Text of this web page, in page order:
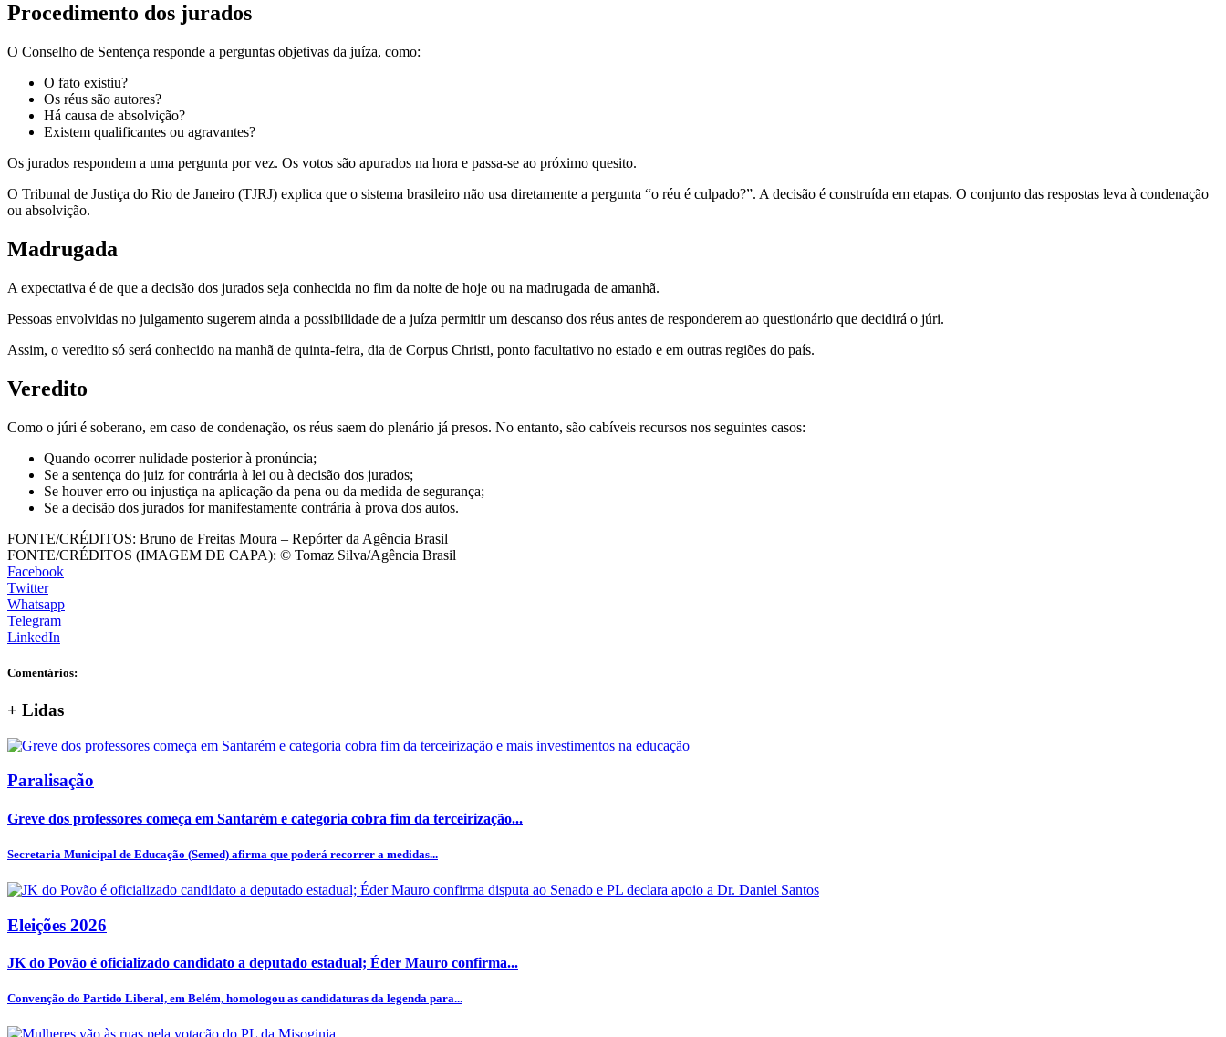
Procedimento dos jurados
O Conselho de Sentença responde a perguntas objetivas da juíza, como:
O fato existiu?
Os réus são autores?
Há causa de absolvição?
Existem qualificantes ou agravantes?
Os jurados respondem a uma pergunta por vez. Os votos são apurados na hora e passa-se ao próximo quesito.
O Tribunal de Justiça do Rio de Janeiro (TJRJ) explica que o sistema brasileiro não usa diretamente a pergunta “o réu é culpado?”. A decisão é construída em etapas. O conjunto das respostas leva à condenação
ou absolvição.
Madrugada
A expectativa é de que a decisão dos jurados seja conhecida no fim da noite de hoje ou na madrugada de amanhã.
Pessoas envolvidas no julgamento sugerem ainda a possibilidade de a juíza permitir um descanso dos réus antes de responderem ao questionário que decidirá o júri.
Assim, o veredito só será conhecido na manhã de quinta-feira, dia de Corpus Christi, ponto facultativo no estado e em outras regiões do país.
Veredito
Como o júri é soberano, em caso de condenação, os réus saem do plenário já presos. No entanto, são cabíveis recursos nos seguintes casos:
Quando ocorrer nulidade posterior à pronúncia;
Se a sentença do juiz for contrária à lei ou à decisão dos jurados;
Se houver erro ou injustiça na aplicação da pena ou da medida de segurança;
Se a decisão dos jurados for manifestamente contrária à prova dos autos.
FONTE/CRÉDITOS: Bruno de Freitas Moura – Repórter da Agência Brasil
FONTE/CRÉDITOS (IMAGEM DE CAPA): © Tomaz Silva/Agência Brasil
Facebook
Twitter
Whatsapp
Telegram
LinkedIn
Comentários:
+ Lidas
Paralisação
Greve dos professores começa em Santarém e categoria cobra fim da terceirização...
Secretaria Municipal de Educação (Semed) afirma que poderá recorrer a medidas...
Eleições 2026
JK do Povão é oficializado candidato a deputado estadual; Éder Mauro confirma...
Convenção do Partido Liberal, em Belém, homologou as candidaturas da legenda para...